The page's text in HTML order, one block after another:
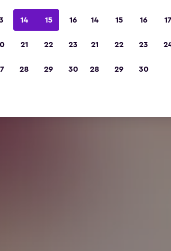
14 15 16
21 22 23
28 29 30
14 15 16 17
21 22 23
28 29 30